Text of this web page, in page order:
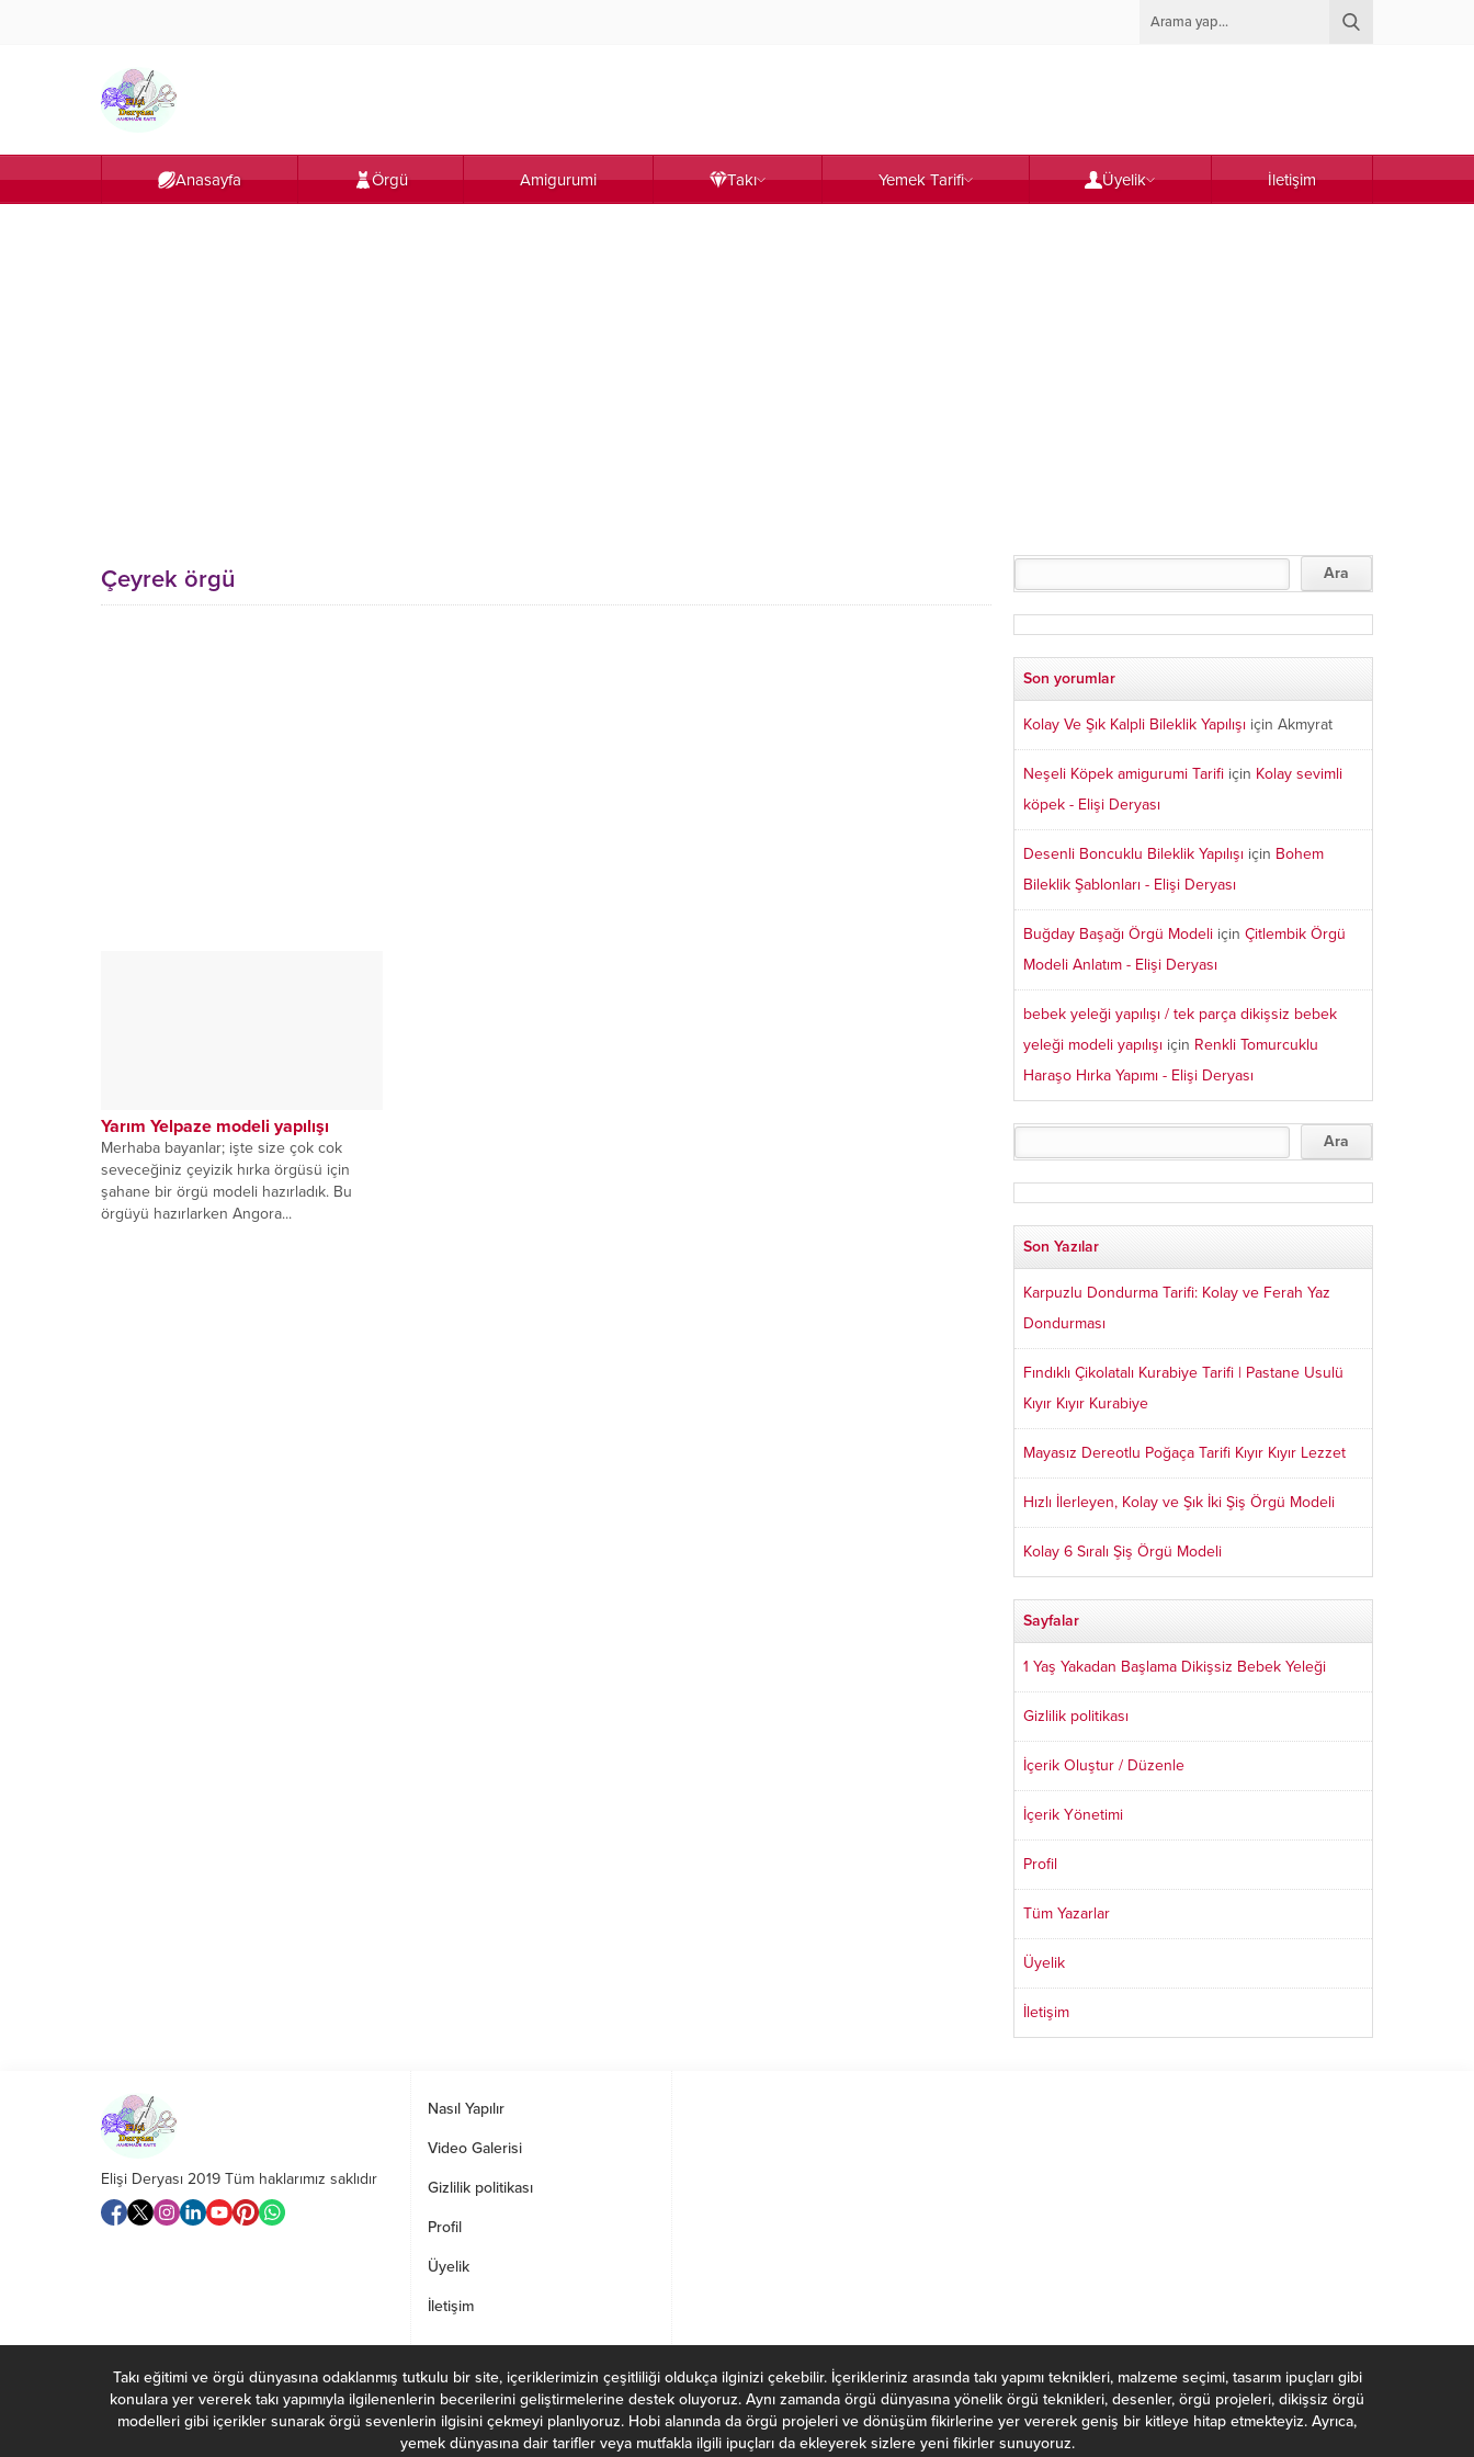
Anasayfa Örgü Amigurumi Takı Yemek Tarifi Üyelik İletişim
Çeyrek örgü
Yarım Yelpaze modeli yapılışı
Merhaba bayanlar; işte size çok cok
seveceğiniz çeyizik hırka örgüsü için
şahane bir örgü modeli hazırladık. Bu
örgüyü hazırlarken Angora...
Son yorumlar
Kolay Ve Şık Kalpli Bileklik Yapılışı için Akmyrat
Neşeli Köpek amigurumi Tarifi için Kolay sevimli
köpek - Elişi Deryası
Desenli Boncuklu Bileklik Yapılışı için Bohem
Bileklik Şablonları - Elişi Deryası
Buğday Başağı Örgü Modeli için Çitlembik Örgü
Modeli Anlatım - Elişi Deryası
bebek yeleği yapılışı / tek parça dikişsiz bebek
yeleği modeli yapılışı için Renkli Tomurcuklu
Haraşo Hırka Yapımı - Elişi Deryası
Son Yazılar
Karpuzlu Dondurma Tarifi: Kolay ve Ferah Yaz
Dondurması
Fındıklı Çikolatalı Kurabiye Tarifi | Pastane Usulü
Kıyır Kıyır Kurabiye
Mayasız Dereotlu Poğaça Tarifi Kıyır Kıyır Lezzet
Hızlı İlerleyen, Kolay ve Şık İki Şiş Örgü Modeli
Kolay 6 Sıralı Şiş Örgü Modeli
Sayfalar
1 Yaş Yakadan Başlama Dikişsiz Bebek Yeleği
Gizlilik politikası
İçerik Oluştur / Düzenle
İçerik Yönetimi
Profil
Tüm Yazarlar
Üyelik
İletişim
Elişi Deryası 2019 Tüm haklarımız saklıdır
Nasıl Yapılır
Video Galerisi
Gizlilik politikası
Profil
Üyelik
İletişim
Takı eğitimi ve örgü dünyasına odaklanmış tutkulu bir site, içeriklerimizin çeşitliliği oldukça ilginizi çekebilir. İçerikleriniz arasında takı yapımı teknikleri, malzeme seçimi, tasarım ipuçları gibi
konulara yer vererek takı yapımıyla ilgilenenlerin becerilerini geliştirmelerine destek oluyoruz. Aynı zamanda örgü dünyasına yönelik örgü teknikleri, desenler, örgü projeleri, dikişsiz örgü
modelleri gibi içerikler sunarak örgü sevenlerin ilgisini çekmeyi planlıyoruz. Hobi alanında da örgü projeleri ve dönüşüm fikirlerine yer vererek geniş bir kitleye hitap etmekteyiz. Ayrıca,
yemek dünyasına dair tarifler veya mutfakla ilgili ipuçları da ekleyerek sizlere yeni fikirler sunuyoruz.